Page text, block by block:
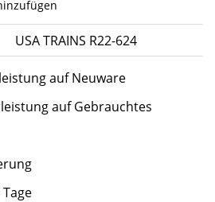
USA TRAINS R22-624
auf Neuware
auf Gebrauchtes